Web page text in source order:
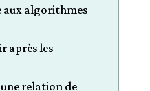
aux algorithmes
après les
relation de